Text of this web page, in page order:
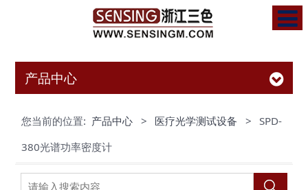
产品中心
您当前的位置: 产品中心 > 医疗光学测试设备 >
SPD-
380光谱功率密度计